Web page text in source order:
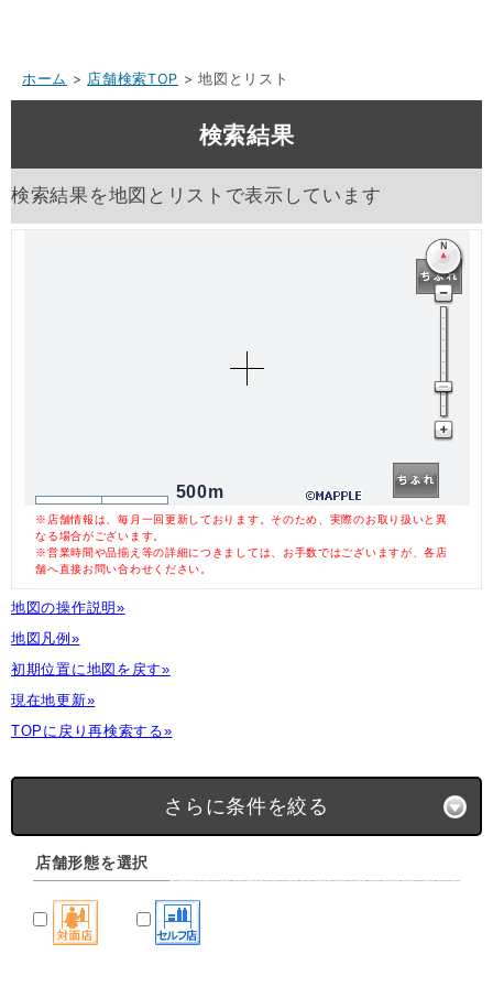
ホーム > 店舗検索TOP > 地図とリスト
検索結果
検索結果を地図とリストで表示しています
500m
※店舗情報は、毎月一回更新しております。そのため、実際のお取り扱いと異
なる場合がございます。
※営業時間や品揃え等の詳細につきましては、お手数ではございますが、各店
舗へ直接お問い合わせください。
地図の操作説明»
地図凡例»
初期位置に地図を戻す»
現在地更新»
TOPに戻り再検索する»
さらに条件を絞る
店舗形態を選択